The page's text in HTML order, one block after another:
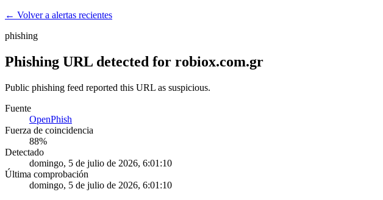
← Volver a alertas recientes
phishing
Phishing URL detected for robiox.com.gr
Public phishing feed reported this URL as suspicious.
Fuente
OpenPhish
Fuerza de coincidencia
88%
Detectado
domingo, 5 de julio de 2026, 6:01:10
Última comprobación
domingo, 5 de julio de 2026, 6:01:10